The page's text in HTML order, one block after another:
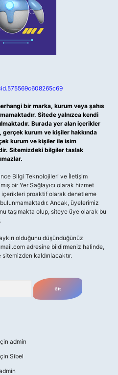
bir marka, kurum veya şahıs
Sitede yalnızca kendi
Burada yer alan içerikler
kurum ve kişiler hakkında
kurum ve kişiler ile isim
Sitemizdeki bilgiler taslak
Bilgi Teknolojileri ve İletişim
bir Yer Sağlayıcı olarak hizmet
proaktif olarak denetleme
Ancak, üyelerimiz
taşımakta olup, siteye üye olarak bu
olduğunu düşündüğünüz
adresine bildirmeniz halinde,
kaldırılacaktır.
admin
Sibel